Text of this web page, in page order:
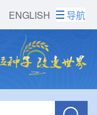
ENGLISH 导航